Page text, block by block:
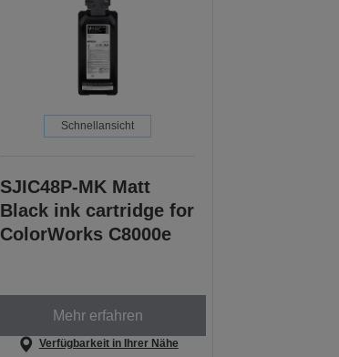
Schnellansicht
SJIC48P-MK Matt
Black ink cartridge for
ColorWorks C8000e
Mehr erfahren
Verfügbarkeit in Ihrer Nähe